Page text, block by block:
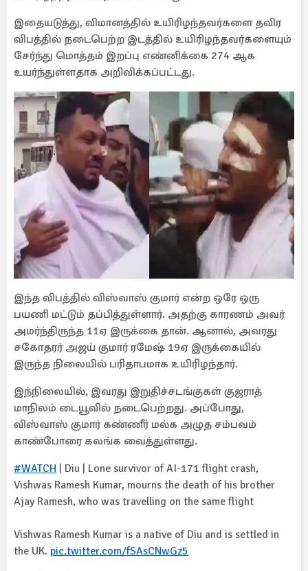
இதையடுத்து, விமானத்தில் உயிரிழந்தவர்களை தவிர
விபத்தில் நடைபெற்ற இடத்தில் உயிரிழந்தவர்களையும்
சேர்ந்து மொத்தம் இறப்பு எண்னிக்கை 274 ஆக
உயர்ந்துள்ளதாக அறிவிக்கப்பட்டது.
இந்த விபத்தில் விஸ்வாஸ் குமார் என்ற ஒரே ஒரு
பயணி மட்டும் தப்பித்துள்ளார். அதற்கு காரணம் அவர்
அமர்ந்திருந்த 11ஏ இருக்கை தான். ஆனால், அவரது
சகோதரர் அஜய் குமார் ரமேஷ் 19ஏ இருக்கையில்
இருந்த நிலையில் பரிதாபமாக உயிரிழந்தார்.
இந்நிலையில், இவரது இறுதிச்சடங்குகள் குஜராத்
மாநிலம் டையூவில் நடைபெற்றது. அப்போது,
விஸ்வாஸ் குமார் கண்ணீர் மல்க அழுத சம்பவம்
காண்போரை கலங்க வைத்துள்ளது.
#WATCH | Diu | Lone survivor of AI-171 flight crash,
Vishwas Ramesh Kumar, mourns the death of his brother
Ajay Ramesh, who was travelling on the same flight
Vishwas Ramesh Kumar is a native of Diu and is settled in
the UK. pic.twitter.com/fSAsCNwGz5